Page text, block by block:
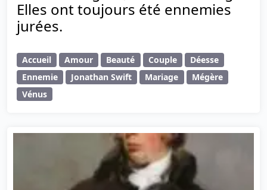
Elles ont toujours été ennemies
jurées.
Accueil Amour Beauté Couple
Déesse
Ennemie
Jonathan Swift Mariage
Mégère
Vénus